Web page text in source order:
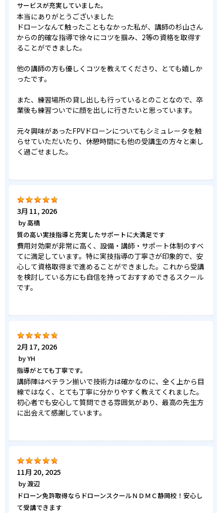
サービスが充実していました。
本当にありがとうございました
ドローンなんて触ったこともなかった私が、講師の杉山さん
からの的確な指導で徐々にコツを掴み、2等の資格を取得す
ることができました。
他の講師の方も優しくコツを教えてくださり、とても嬉しか
ったです。
また、練習場所の貸し出しも行っているとのことなので、卒
業後も練習ついでに顔を出しに行きたいと思っています。
元々興味があったFPVドローンについてもシミュレータを触
らせていただいたり、休憩時間にも他の受講生の方々と楽し
く過ごせました。
3月 11, 2026
by高橋
質の高い実技指導と充実したサポートに大満足です
費用対効果が非常に高く、設備・講師・サポート体制のすべ
てに満足しています。特に実技指導の丁寧さが印象的で、安
心して資格取得まで進めることができました。これから受講
を検討している方にも自信を持っておすすめできるスクール
です。
2月 17, 2026
byYH
指導がとても丁寧です。
講師陣はベテラン揃いで技術力は確かなのに、全く上から目
線ではなく、とても丁寧に分かりやすく教えてくれました。
初心者でも安心して質問できる雰囲気があり、最高の先生方
に出会えて感謝しています。
11月 20, 2025
by渡辺
ドローン免許取得ならドローンスクールＮＤＭＣ静岡校！安心し
て受講できます